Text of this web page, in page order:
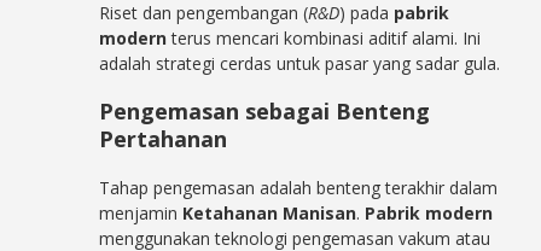
Riset dan pengembangan (R&D) pada pabrik
modernterus mencari kombinasi aditif alami. Ini
adalah strategi cerdas untuk pasar yang sadar gula.
Pengemasan sebagai Benteng
Pertahanan
Tahap pengemasan adalah benteng terakhir dalam
menjamin Ketahanan Manisan. Pabrik modern
menggunakan teknologi pengemasan vakum atau